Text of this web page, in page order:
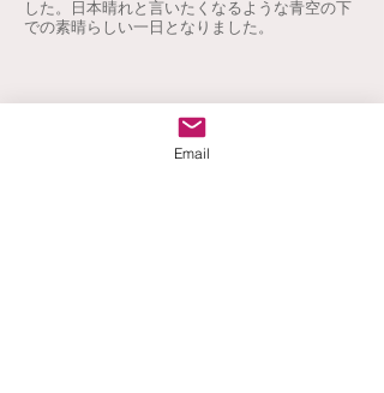
した。日本晴れと言いたくなるような青空の下
での素晴らしい一日となりました。
Email